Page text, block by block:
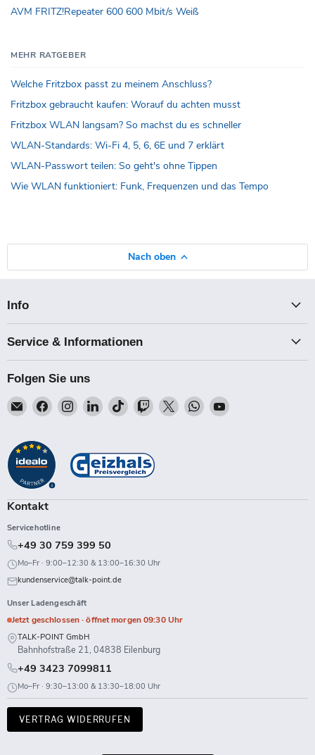
AVM FRITZ!Repeater 600 600 Mbit/s Weiß
MEHR RATGEBER
Welche Fritzbox passt zu meinem Anschluss?
Fritzbox gebraucht kaufen: Worauf du achten musst
Fritzbox WLAN langsam? So machst du es schneller
WLAN-Standards: Wi-Fi 4, 5, 6, 6E und 7 erklärt
WLAN-Passwort teilen: So geht's ohne Tippen
Wie WLAN funktioniert: Funk, Frequenzen und das Tempo
Nach oben
Info
Service & Informationen
Folgen Sie uns
Email
Talk-
Finden
Sie
auf
Facebook
Finden
Sie
Instagram
Finden
Sie
LinkedIn
Finden
Sie
TikTok
Finden
Sie
Twitch
Finden
Sie
Finden
Sie
Finden
Kontakt
Servicehotline
+49 30 759 399 50
Mo–Fr · 9:00–12:30 & 13:00–16:30 Uhr
kundenservice@talk-point.de
Unser Ladengeschäft
Jetzt geschlossen · öffnet morgen 09:30 Uhr
TALK-POINT GmbH
Bahnhofstraße 21, 04838 Eilenburg
+49 3423 7099811
Mo–Fr · 9:30–13:00 & 13:30–18:00 Uhr
VERTRAG WIDERRUFEN